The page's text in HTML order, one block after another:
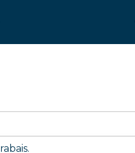
rabais.